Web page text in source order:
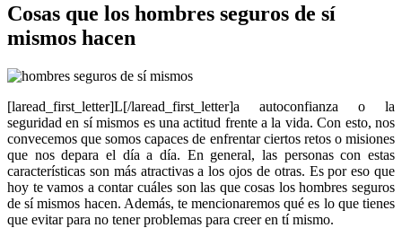
Cosas que los hombres seguros de sí
mismos hacen
[laread_first_letter]L[/laread_first_letter]a autoconfianza o la
seguridad en sí mismos es una actitud frente a la vida. Con esto, nos
convecemos que somos capaces de enfrentar ciertos retos o misiones
que nos depara el día a día. En general, las personas con estas
características son más atractivas a los ojos de otras. Es por eso que
hoy te vamos a contar cuáles son las que cosas los hombres seguros
de sí mismos hacen. Además, te mencionaremos qué es lo que tienes
que evitar para no tener problemas para creer en tí mismo.